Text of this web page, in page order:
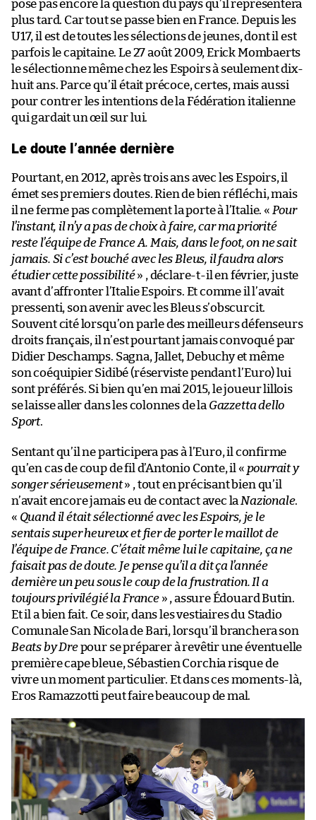
pose pas encore la question du pays qu’il représentera
plus tard. Car tout se passe bien en France. Depuis les
U17, il est de toutes les sélections de jeunes, dont il est
parfois le capitaine. Le 27 août 2009, Erick Mombaerts
le sélectionne même chez les Espoirs à seulement dix-
huit ans. Parce qu’il était précoce, certes, mais aussi
pour contrer les intentions de la Fédération italienne
qui gardait un œil sur lui.
Le doute l’année dernière
Pourtant, en 2012, après trois ans avec les Espoirs, il
émet ses premiers doutes. Rien de bien réfléchi, mais
il ne ferme pas complètement la porte à l’Italie. « Pour
l’instant, il n’y a pas de choix à faire, car ma priorité
reste l’équipe de France A. Mais, dans le foot, on ne sait
jamais. Si c’est bouché avec les Bleus, il faudra alors
étudier cette possibilité» , déclare-t-il en février, juste
avant d’affronter l’Italie Espoirs. Et comme il l’avait
pressenti, son avenir avec les Bleus s’obscurcit.
Souvent cité lorsqu’on parle des meilleurs défenseurs
droits français, il n’est pourtant jamais convoqué par
Didier Deschamps. Sagna, Jallet, Debuchy et même
son coéquipier Sidibé (réserviste pendant l’Euro) lui
sont préférés. Si bien qu’en mai 2015, le joueur lillois
se laisse aller dans les colonnes de la Gazzetta dello
Sport.
Sentant qu’il ne participera pas à l’Euro, il confirme
qu’en cas de coup de fil d’Antonio Conte, il « pourrait y
songer sérieusement» , tout en précisant bien qu’il
n’avait encore jamais eu de contact avec la Nazionale.
« Quand il était sélectionné avec les Espoirs, je le
sentais super heureux et fier de porter le maillot de
l’équipe de France. C’était même lui le capitaine, ça ne
faisait pas de doute. Je pense qu’il a dit ça l’année
dernière un peu sous le coup de la frustration. Il a
toujours privilégié la France» , assure Édouard Butin.
Et il a bien fait. Ce soir, dans les vestiaires du Stadio
Comunale San Nicola de Bari, lorsqu’il branchera son
Beats by Drepour se préparer à revêtir une éventuelle
première cape bleue, Sébastien Corchia risque de
vivre un moment particulier. Et dans ces moments-là,
Eros Ramazzotti peut faire beaucoup de mal.